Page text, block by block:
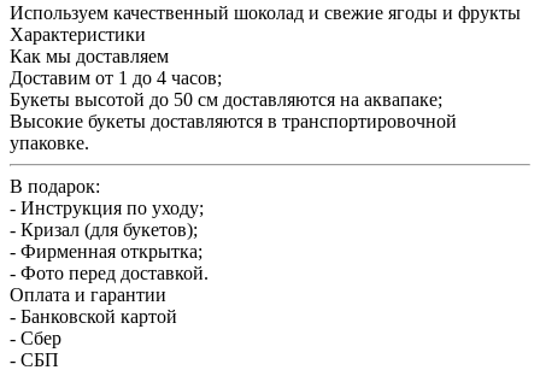
Используем качественный шоколад и свежие ягоды и фрукты
Характеристики
Как мы доставляем
Доставим от 1 до 4 часов;
Букеты высотой до 50 см доставляются на аквапаке;
Высокие букеты доставляются в транспортировочной
упаковке.
В подарок:
- Инструкция по уходу;
- Кризал (для букетов);
- Фирменная открытка;
- Фото перед доставкой.
Оплата и гарантии
- Банковской картой
- Сбер
- СБП